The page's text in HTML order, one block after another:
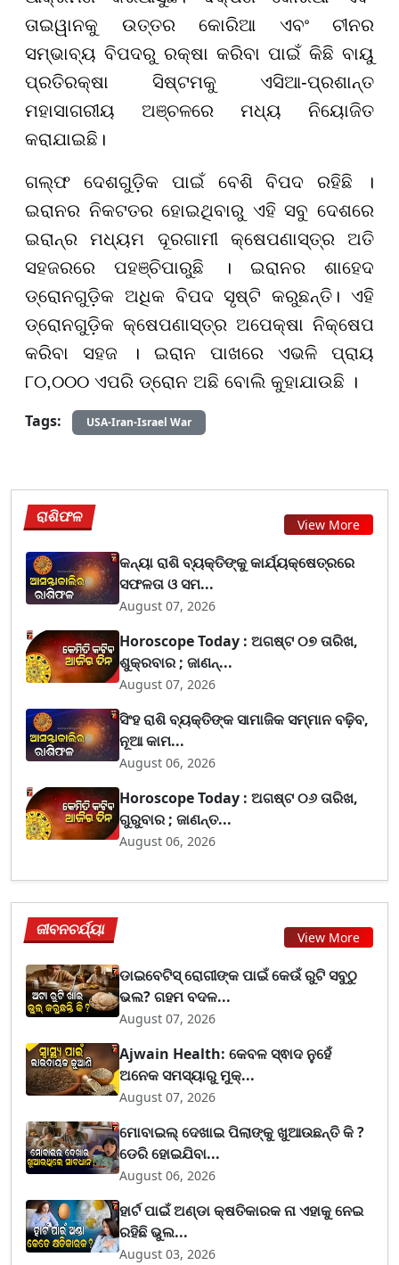
ତାଇୱାନକୁ ଉତ୍ତର କୋରିଆ ଏବଂ ଚୀନର
ସମ୍ଭାବ୍ୟ ବିପଦରୁ ରକ୍ଷା କରିବା ପାଇଁ କିଛି ବାୟୁ
ପ୍ରତିରକ୍ଷା ସିଷ୍ଟମକୁ ଏସିଆ-ପ୍ରଶାନ୍ତ
ମହାସାଗରୀୟ ଅଞ୍ଚଳରେ ମଧ୍ୟ ନିୟୋଜିତ
କରାଯାଇଛି।
ଗଲ୍ଫ ଦେଶଗୁଡ଼ିକ ପାଇଁ ବେଶି ବିପଦ ରହିଛି ।
ଇରାନର ନିକଟତର ହୋଇଥିବାରୁ ଏହି ସବୁ ଦେଶରେ
ଇରାନ୍ର ମଧ୍ୟମ ଦୂରଗାମୀ କ୍ଷେପଣାସ୍ତ୍ର ଅତି
ସହଜରରେ ପହଞ୍ଚିପାରୁଛି । ଇରାନର ଶାହେଦ
ଡ୍ରୋନଗୁଡ଼ିକ ଅଧିକ ବିପଦ ସୃଷ୍ଟି କରୁଛନ୍ତି। ଏହି
ଡ୍ରୋନଗୁଡ଼ିକ କ୍ଷେପଣାସ୍ତ୍ର ଅପେକ୍ଷା ନିକ୍ଷେପ
କରିବା ସହଜ । ଇରାନ ପାଖରେ ଏଭଳି ପ୍ରାୟ
୮୦,୦୦୦ ଏପରି ଡ୍ରୋନ ଅଛି ବୋଲି କୁହାଯାଉଛି ।
Tags:
USA-Iran-Israel War
ରାଶିଫଳ View More
କନ୍ୟା ରାଶି ବ୍ୟକ୍ତିଙ୍କୁ କାର୍ଯ୍ୟକ୍ଷେତ୍ରରେ
ସଫଳତା ଓ ସମ...
August 07, 2026
Horoscope Today : ଅଗଷ୍ଟ ୦୭ ତାରିଖ,
ଶୁକ୍ରବାର ; ଜାଣନ୍...
August 07, 2026
ସିଂହ ରାଶି ବ୍ୟକ୍ତିଙ୍କ ସାମାଜିକ ସମ୍ମାନ ବଢ଼ିବ,
ନୂଆ କାମ...
August 06, 2026
Horoscope Today : ଅଗଷ୍ଟ ୦୬ ତାରିଖ,
ଗୁରୁବାର ; ଜାଣନ୍ତ...
August 06, 2026
ଜୀବନଚର୍ଯ୍ୟା View More
ଡାଇବେଟିସ୍ ରୋଗୀଙ୍କ ପାଇଁ କେଉଁ ରୁଟି ସବୁଠୁ
ଭଲ? ଗହମ ବଦଳ...
August 07, 2026
Ajwain Health: କେବଳ ସ୍ଵାଦ ନୁହେଁ
ଅନେକ ସମସ୍ୟାରୁ ମୁକ୍...
August 07, 2026
ମୋବାଇଲ୍ ଦେଖାଇ ପିଲାଙ୍କୁ ଖୁଆଉଛନ୍ତି କି ?
ଡେରି ହୋଇଯିବା...
August 06, 2026
ହାର୍ଟ ପାଇଁ ଅଣ୍ଡା କ୍ଷତିକାରକ ନା ଏହାକୁ ନେଇ
ରହିଛି ଭୁଲ...
August 03, 2026